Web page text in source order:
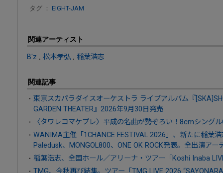
タグ ： EIGHT-JAM
関連アーティスト
B'z , 松本孝弘 , 稲葉浩志
関連記事
東京スカパラダイスオーケストラ ライブアルバム『
GARDEN THEATER』2026年9月30日発売
〈タワレコマケプレ〉平成の名曲が勢ぞろい！8cmシング
WANIMA主催「1CHANCE FESTIVAL 2026」、新たに稲葉
Paledusk、MONGOL800、ONE OK ROCK発表。全出演ア
稲葉浩志、全国ホール／アリーナ・ツアー「Koshi Inaba
TMG、今秋再び結集。ツアー「TMG LIVE 2026